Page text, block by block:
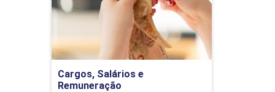
Cargos, Salários e
Remuneração
Detalhes do curso
Comprar Agora